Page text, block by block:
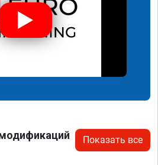
Показать все